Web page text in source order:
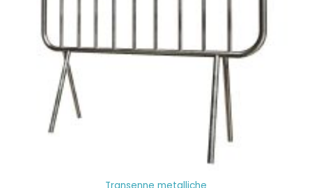
Transenne metalliche